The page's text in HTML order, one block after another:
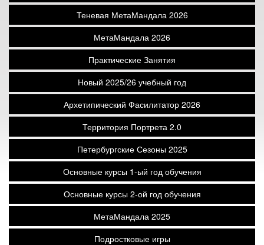
Теневая МетаМандала 2026
МетаМандала 2026
Практические Занятия
Новый 2025/26 учебный год
Архетипический Фасилитатор 2026
Территория Портрета 2.0
Петербургские Сезоны 2025
Основные курсы 1-ый год обучения
Основные курсы 2-ой год обучения
МетаМандала 2025
Подростковые игры